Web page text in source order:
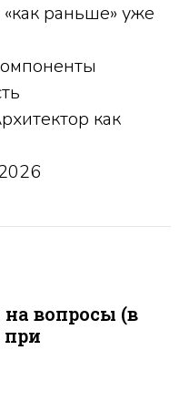
раньше» уже
как
вопросы (в
при